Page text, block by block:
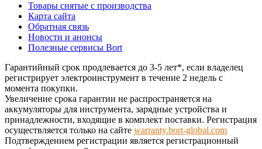
Товары снятые с производства
Карта сайта
Обратная связь
Новости и анонсы
Полезные сервисы Bort
Гарантийный срок продлевается до 3-5 лет*, если владелец
регистрирует электроинструмент в течение 2 недель с
момента покупки.
Увеличение срока гарантии не распространяется на
аккумуляторы для инструмента, зарядные устройства и
принадлежности, входящие в комплект поставки. Регистрация
осуществляется только на сайте warranty.bort-global.com
Подтверждением регистрации является регистрационный